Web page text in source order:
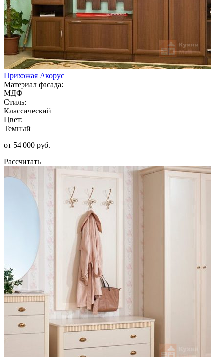
Прихожая Акорус
Материал фасада:
МДФ
Стиль:
Классический
Цвет:
Темный
от 54 000 руб.
Рассчитать